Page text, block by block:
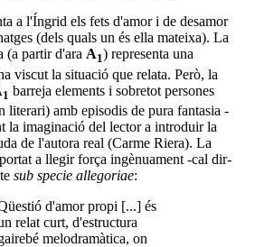
a l'Íngrid els fets d'amor i de desamor
(dels quals un és ella mateixa). La
(a partir d'ara A1) representa una
viscut la situació que relata. Però, la
1 barreja elements i sobretot persones
literari) amb episodis de pura fantasia -
la imaginació del lector a introduir la
de l'autora real (Carme Riera). La
a llegir força ingènuament -cal dir-
sub specie allegoriae:
d'amor propi [...] és
relat curt, d'estructura
melodramàtica, on